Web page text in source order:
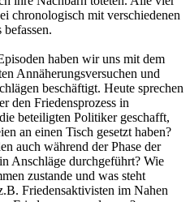
chronologisch mit verschiedenen
haben wir uns mit dem
Annäherungsversuchen und
beschäftigt. Heute sprechen
den Friedensprozess in
beteiligten Politiker geschafft,
an einen Tisch gesetzt haben?
auch während der Phase der
Anschläge durchgeführt? Wie
zustande und was steht
Friedensaktivisten im Nahen